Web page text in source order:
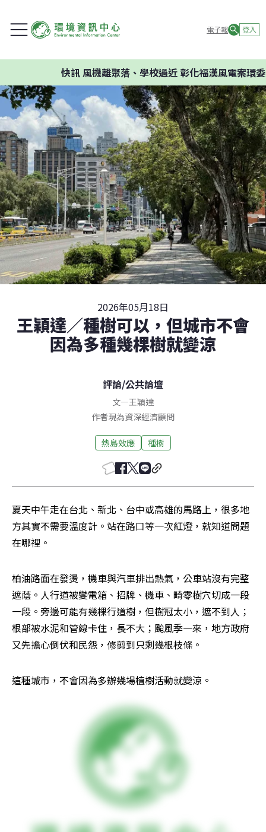
電子報 登入
風機離聚落、學校過近 彰化福漢風電案環委建議不
2026年05月18日
王穎達／種樹可以，但城市不會
因為多種幾棵樹就變涼
評論/公共論壇
文—王穎達
作者現為資深經濟顧問
熱島效應 種樹
夏天中午走在台北、新北、台中或高雄的馬路上，很多地
方其實不需要溫度計。站在路口等一次紅燈，就知道問題
在哪裡。
柏油路面在發燙，機車與汽車排出熱氣，公車站沒有完整
遮蔭。人行道被變電箱、招牌、機車、畸零樹穴切成一段
一段。旁邊可能有幾棵行道樹，但樹冠太小，遮不到人；
根部被水泥和管線卡住，長不大；颱風季一來，地方政府
又先擔心倒伏和民怨，修剪到只剩幾根枝條。
這種城市，不會因為多辦幾場植樹活動就變涼。